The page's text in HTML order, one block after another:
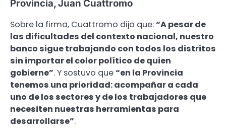
Provincia, Juan Cuattromo
Sobre la firma, Cuattromo dijo que:“A pesar de
las dificultades del contexto nacional, nuestro
banco sigue trabajando con todos los distritos
sin importar el color político de quien
gobierne”. Y sostuvo que“en la Provincia
tenemos una prioridad: acompañar a cada
uno de los sectores y de los trabajadores que
necesiten nuestras herramientas para
desarrollarse”.